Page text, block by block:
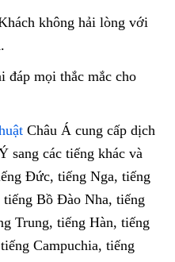
không hải lòng với
đáp mọi thắc mắc cho
Châu Á cung cấp dịch
sang các tiếng khác và
Đức, tiếng Nga, tiếng
Bồ Đào Nha, tiếng
Trung, tiếng Hàn, tiếng
Campuchia, tiếng